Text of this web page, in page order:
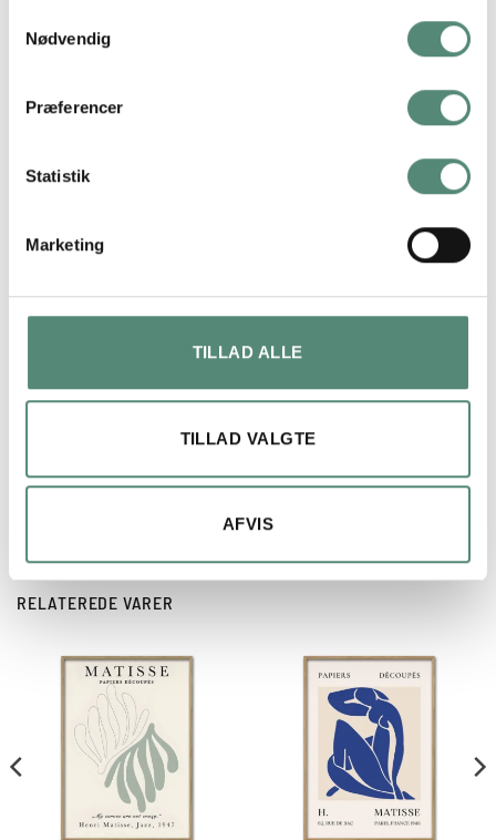
Nødvendig
Præferencer
Statistik
Marketing
TILLAD ALLE
TILLAD VALGTE
AFVIS
4 måneder siden
Hurtig levering og perfekt produkt.
RELATEREDE VARER